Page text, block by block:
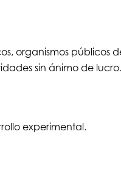
organismos públicos
sin ánimo de
experimental.